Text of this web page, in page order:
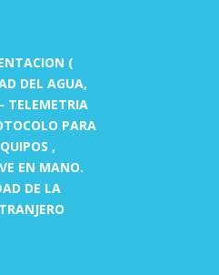
(
DEL AGUA,
TELEMETRIA
PARA
,
EN MANO.
DE LA